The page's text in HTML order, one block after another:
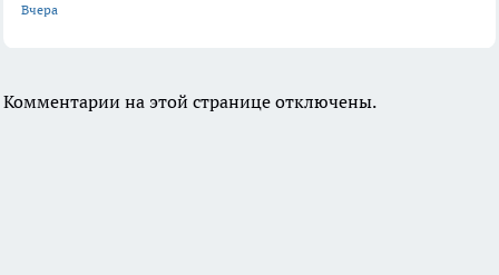
Вчера
Комментарии на этой странице отключены.